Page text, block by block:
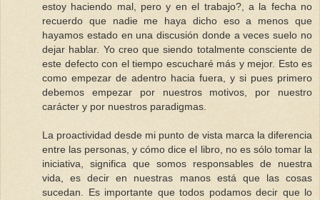
estoy haciendo mal, pero y en el trabajo?, a la fecha no
recuerdo que nadie me haya dicho eso a menos que
hayamos estado en una discusión donde a veces suelo no
dejar hablar. Yo creo que siendo totalmente consciente de
este defecto con el tiempo escucharé más y mejor. Esto es
como empezar de adentro hacia fuera, y si pues primero
debemos empezar por nuestros motivos, por nuestro
carácter y por nuestros paradigmas.
La proactividad desde mi punto de vista marca la diferencia
entre las personas, y cómo dice el libro, no es sólo tomar la
iniciativa, significa que somos responsables de nuestra
vida, es decir en nuestras manos está que las cosas
sucedan. Es importante que todos podamos decir que lo